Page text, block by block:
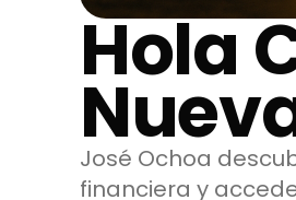
Hola
José Ochoa
financiera y